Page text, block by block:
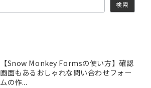
検索
【Snow Monkey Formsの使い方】確認
画面もあるおしゃれな問い合わせフォー
ムの作...